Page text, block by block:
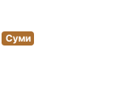
Суми